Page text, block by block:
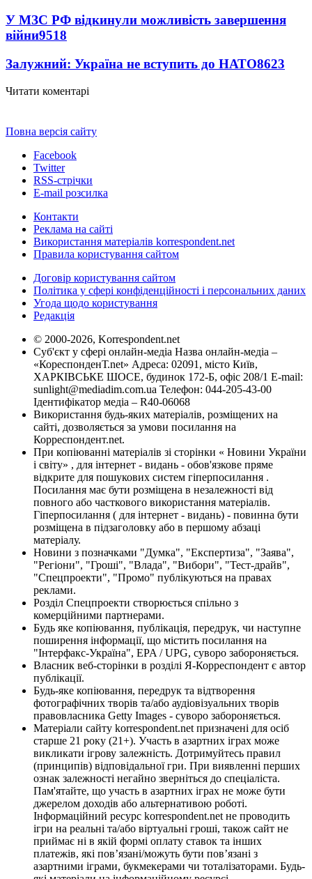
У МЗС РФ відкинули можливість завершення
війни9518
Залужний: Україна не вступить до НАТО8623
Читати коментарі
Повна версія сайту
Facebook
Twitter
RSS-стрічки
E-mail розсилка
Контакти
Реклама на сайті
Використання матеріалів korrespondent.net
Правила користування сайтом
Договір користування сайтом
Політика у сфері конфіденційності і персональних даних
Угода щодо користування
Редакція
© 2000-2026, Korrespondent.net
Суб'єкт у сфері онлайн-медіа Назва онлайн-медіа –
«КореспонденТ.net» Адреса: 02091, місто Київ,
ХАРКІВСЬКЕ ШОСЕ, будинок 172-Б, офіс 208/1 E-mail:
sunlight@mediadim.com.ua Телефон: 044-205-43-00
Ідентифікатор медіа – R40-06068
Використання будь-яких матеріалів, розміщених на
сайті, дозволяється за умови посилання на
Корреспондент.net.
При копіюванні матеріалів зі сторінки « Новини України
і світу» , для інтернет - видань - обов'язкове пряме
відкрите для пошукових систем гіперпосилання .
Посилання має бути розміщена в незалежності від
повного або часткового використання матеріалів.
Гіперпосилання ( для інтернет - видань) - повинна бути
розміщена в підзаголовку або в першому абзаці
матеріалу.
Новини з позначками "Думка", "Експертиза", "Заява",
"Регіони", "Гроші", "Влада", "Вибори", "Тест-драйв",
"Спецпроекти", "Промо" публікуються на правах
реклами.
Розділ Спецпроекти створюється спільно з
комерційними партнерами.
Будь яке копіювання, публікація, передрук, чи наступне
поширення інформації, що містить посилання на
"Інтерфакс-Україна", EPA / UPG, суворо забороняється.
Власник веб-сторінки в розділі Я-Корреспондент є автор
публікації.
Будь-яке копіювання, передрук та відтворення
фотографічних творів та/або аудіовізуальних творів
правовласника Getty Images - суворо забороняється.
Матеріали сайту korrespondent.net призначені для осіб
старше 21 року (21+). Участь в азартних іграх може
викликати ігрову залежність. Дотримуйтесь правил
(принципів) відповідальної гри. При виявленні перших
ознак залежності негайно зверніться до спеціаліста.
Пам'ятайте, що участь в азартних іграх не може бути
джерелом доходів або альтернативою роботі.
Інформаційний ресурс korrespondent.net не проводить
ігри на реальні та/або віртуальні гроші, також сайт не
приймає ні в якій формі оплату ставок та інших
платежів, які пов’язані/можуть бути пов’язані з
азартними іграми, букмекерами чи тоталізаторами. Будь-